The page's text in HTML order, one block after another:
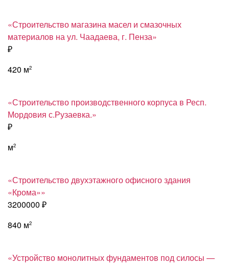
«Строительство магазина масел и смазочных
материалов на ул. Чаадаева, г. Пенза»
₽
420 м2
«Строительство производственного корпуса в Респ.
Мордовия с.Рузаевка.»
₽
м2
«Строительство двухэтажного офисного здания
«Крома»»
3200000 ₽
840 м2
«Устройство монолитных фундаментов под силосы —